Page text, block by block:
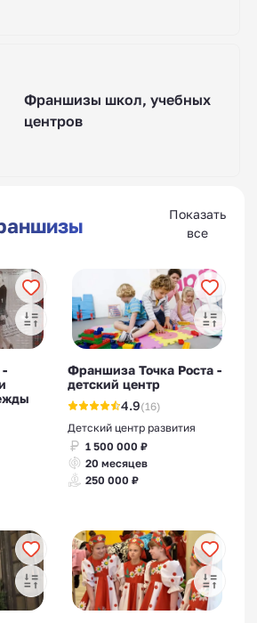
Франшизы школ, учебных
центров
Показать
все
-
Франшиза Точка Роста -
детский центр
4.9(16)
Детский центр развития
1 500 000 ₽
20 месяцев
250 000 ₽